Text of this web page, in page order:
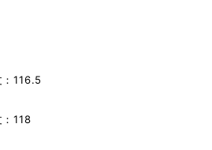
116.5
118